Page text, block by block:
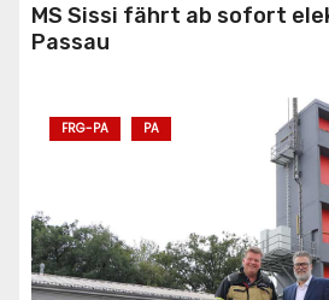
MS Sissi fährt ab sofort
Passau
FRG-PA PA